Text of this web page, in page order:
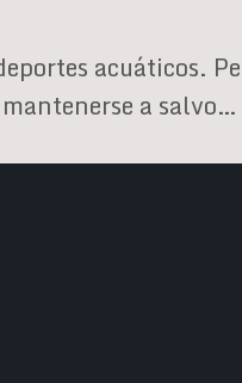
acuáticos.
a salvo…